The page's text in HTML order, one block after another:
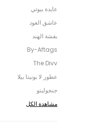
عايدة بيوتي
عاشق العود
بقشة الهند
By-Aftags
The Divv
عطور لا بونيتا بيلا
جنجوليتو
مشاهدة الكل